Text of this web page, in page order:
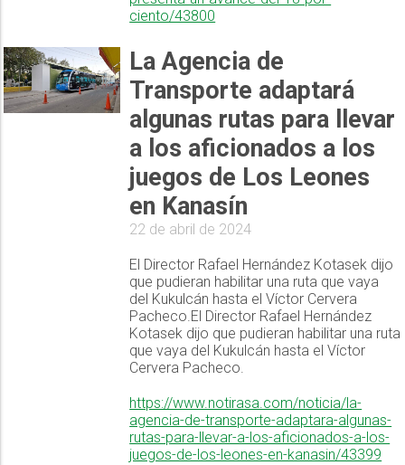
ciento/43800
La Agencia de
Transporte adaptará
algunas rutas para llevar
a los aficionados a los
juegos de Los Leones
en Kanasín
22 de abril de 2024
El Director Rafael Hernández Kotasek dijo
que pudieran habilitar una ruta que vaya
del Kukulcán hasta el Víctor Cervera
Pacheco.El Director Rafael Hernández
Kotasek dijo que pudieran habilitar una ruta
que vaya del Kukulcán hasta el Víctor
Cervera Pacheco.
https://www.notirasa.com/noticia/la-
agencia-de-transporte-adaptara-algunas-
rutas-para-llevar-a-los-aficionados-a-los-
juegos-de-los-leones-en-kanasin/43399